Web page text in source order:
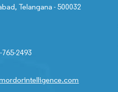
Telangana - 500032
765-2493